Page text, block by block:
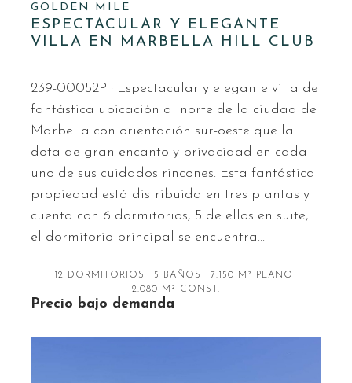
GOLDEN MILE
ESPECTACULAR Y ELEGANTE
VILLA EN MARBELLA HILL CLUB
239-00052P · Espectacular y elegante villa de
fantástica ubicación al norte de la ciudad de
Marbella con orientación sur-oeste que la
dota de gran encanto y privacidad en cada
uno de sus cuidados rincones. Esta fantástica
propiedad está distribuida en tres plantas y
cuenta con 6 dormitorios, 5 de ellos en suite,
el dormitorio principal se encuentra…
12 DORMITORIOS 5 BAÑOS
7.150 M² PLANO
2.080 M² CONST.
Precio bajo demanda